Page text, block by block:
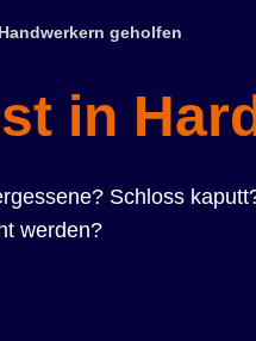
geholfen
in
Schloss
werden?